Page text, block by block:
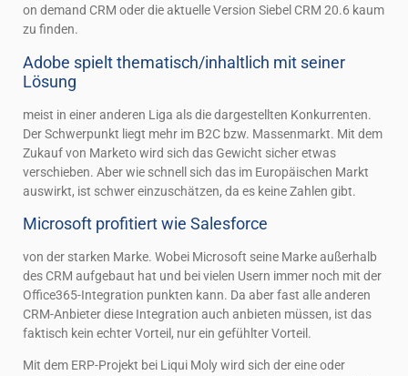
on demand CRM oder die aktuelle Version Siebel CRM 20.6 kaum
zu finden.
Adobe spielt thematisch/inhaltlich mit seiner
Lösung
meist in einer anderen Liga als die dargestellten Konkurrenten.
Der Schwerpunkt liegt mehr im B2C bzw. Massenmarkt. Mit dem
Zukauf von Marketo wird sich das Gewicht sicher etwas
verschieben. Aber wie schnell sich das im Europäischen Markt
auswirkt, ist schwer einzuschätzen, da es keine Zahlen gibt.
Microsoft profitiert wie Salesforce
von der starken Marke. Wobei Microsoft seine Marke außerhalb
des CRM aufgebaut hat und bei vielen Usern immer noch mit der
Office365-Integration punkten kann. Da aber fast alle anderen
CRM-Anbieter diese Integration auch anbieten müssen, ist das
faktisch kein echter Vorteil, nur ein gefühlter Vorteil.
Mit dem ERP-Projekt bei Liqui Moly wird sich der eine oder